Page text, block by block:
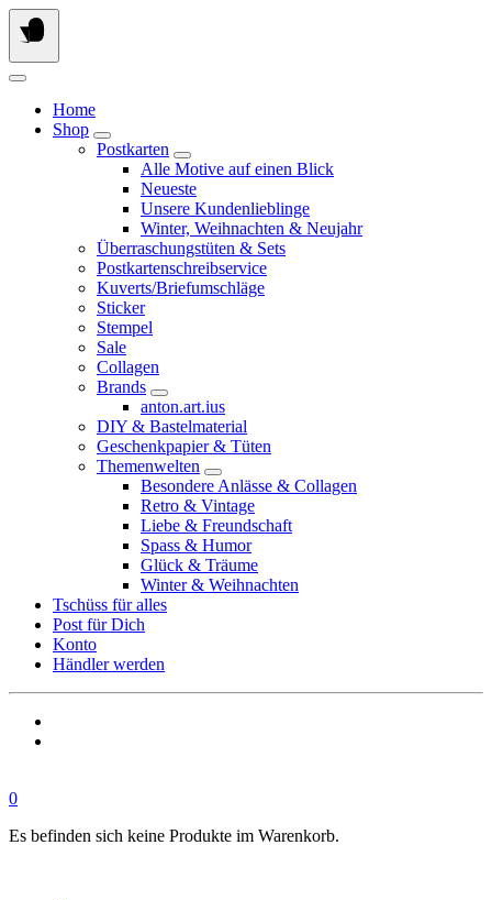
Springe
zum
Inhalt
Home
Shop
Postkarten
Alle Motive auf einen Blick
Neueste
Unsere Kundenlieblinge
Winter, Weihnachten & Neujahr
Überraschungstüten & Sets
Postkartenschreibservice
Kuverts/Briefumschläge
Sticker
Stempel
Sale
Collagen
Brands
anton.art.ius
DIY & Bastelmaterial
Geschenkpapier & Tüten
Themenwelten
Besondere Anlässe & Collagen
Retro & Vintage
Liebe & Freundschaft
Spass & Humor
Glück & Träume
Winter & Weihnachten
Tschüss für alles
Post für Dich
Konto
Händler werden
0
Es befinden sich keine Produkte im Warenkorb.